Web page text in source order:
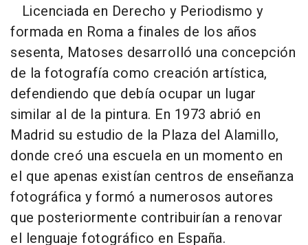
Licenciada en Derecho y Periodismo y
formada en Roma a finales de los años
sesenta, Matoses desarrolló una concepción
de la fotografía como creación artística,
defendiendo que debía ocupar un lugar
similar al de la pintura. En 1973 abrió en
Madrid su estudio de la Plaza del Alamillo,
donde creó una escuela en un momento en
el que apenas existían centros de enseñanza
fotográfica y formó a numerosos autores
que posteriormente contribuirían a renovar
el lenguaje fotográfico en España.